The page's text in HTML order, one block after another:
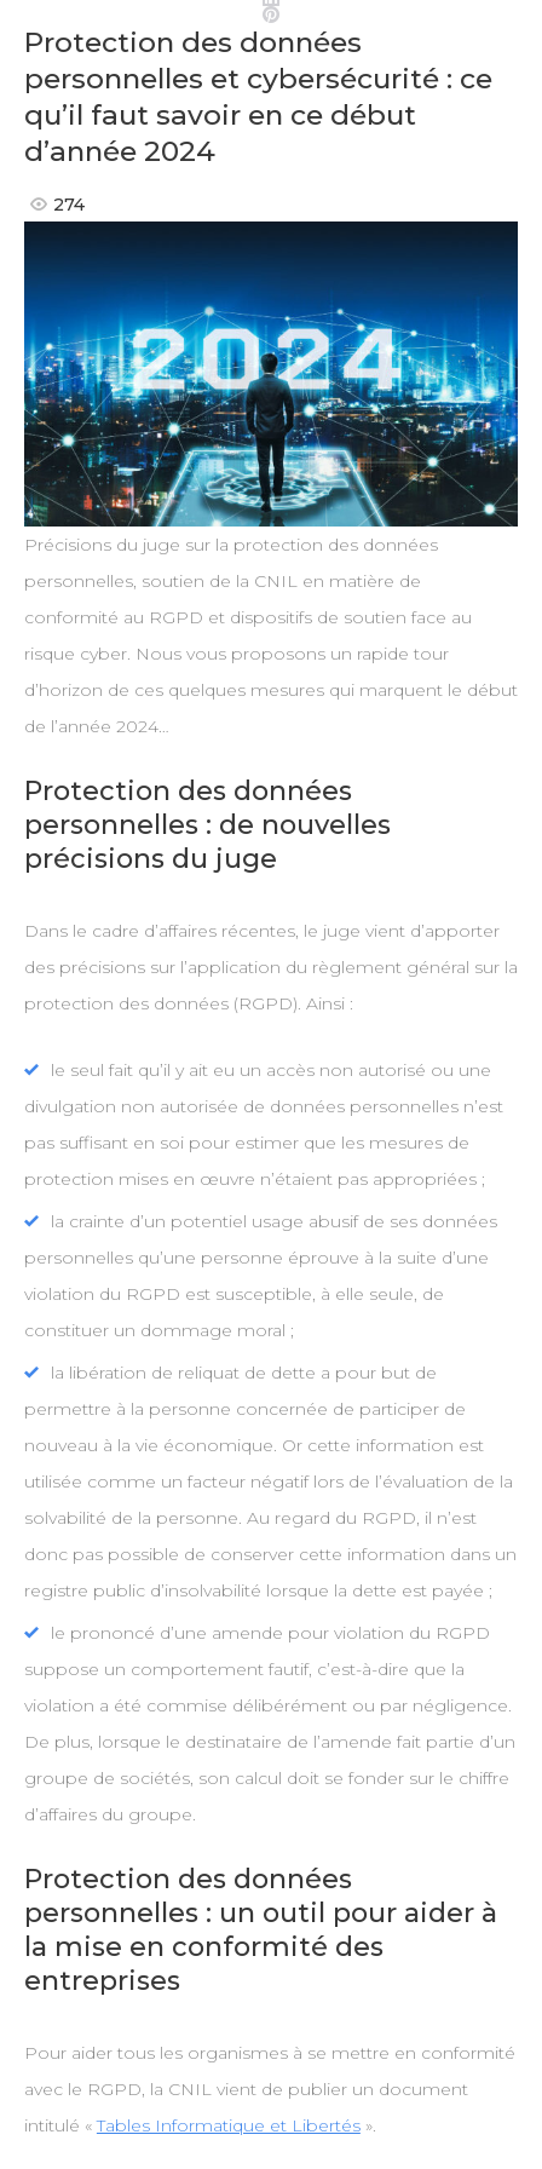
Pinterest
Protection des données
personnelles et cybersécurité : ce
qu’il faut savoir en ce début
d’année 2024
274
Précisions du juge sur la protection des données
personnelles, soutien de la CNIL en matière de
conformité au RGPD et dispositifs de soutien face au
risque cyber. Nous vous proposons un rapide tour
d’horizon de ces quelques mesures qui marquent le début
de l’année 2024…
Protection des données
personnelles : de nouvelles
précisions du juge
Dans le cadre d’affaires récentes, le juge vient d’apporter
des précisions sur l’application du règlement général sur la
protection des données (RGPD). Ainsi :
le seul fait qu’il y ait eu un accès non autorisé ou une
divulgation non autorisée de données personnelles n’est
pas suffisant en soi pour estimer que les mesures de
protection mises en œuvre n’étaient pas appropriées ;
la crainte d’un potentiel usage abusif de ses données
personnelles qu’une personne éprouve à la suite d’une
violation du RGPD est susceptible, à elle seule, de
constituer un dommage moral ;
la libération de reliquat de dette a pour but de
permettre à la personne concernée de participer de
nouveau à la vie économique. Or cette information est
utilisée comme un facteur négatif lors de l’évaluation de la
solvabilité de la personne. Au regard du RGPD, il n’est
donc pas possible de conserver cette information dans un
registre public d’insolvabilité lorsque la dette est payée ;
le prononcé d’une amende pour violation du RGPD
suppose un comportement fautif, c’est-à-dire que la
violation a été commise délibérément ou par négligence.
De plus, lorsque le destinataire de l’amende fait partie d’un
groupe de sociétés, son calcul doit se fonder sur le chiffre
d’affaires du groupe.
Protection des données
personnelles : un outil pour aider à
la mise en conformité des
entreprises
Pour aider tous les organismes à se mettre en conformité
avec le RGPD, la CNIL vient de publier un document
intitulé «Tables Informatique et Libertés».